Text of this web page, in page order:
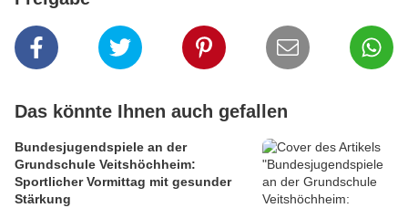
Das könnte Ihnen auch gefallen
Bundesjugendspiele an der
Grundschule Veitshöchheim:
Sportlicher Vormittag mit gesunder
Stärkung